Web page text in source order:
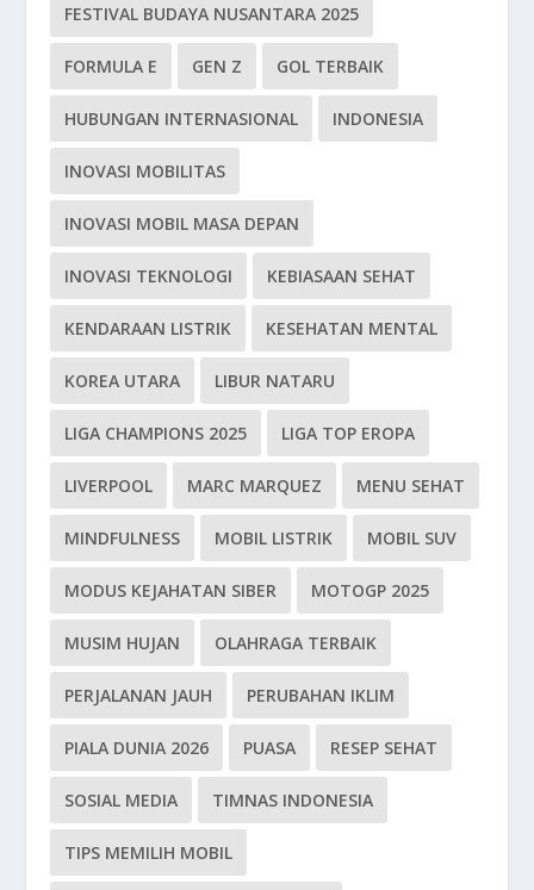
FESTIVAL BUDAYA NUSANTARA 2025
FORMULA E GEN Z GOL TERBAIK
HUBUNGAN INTERNASIONAL INDONESIA
INOVASI MOBILITAS
INOVASI MOBIL MASA DEPAN
INOVASI TEKNOLOGI KEBIASAAN SEHAT
KENDARAAN LISTRIK KESEHATAN MENTAL
KOREA UTARA LIBUR NATARU
LIGA CHAMPIONS 2025 LIGA TOP EROPA
LIVERPOOL MARC MARQUEZ MENU SEHAT
MINDFULNESS MOBIL LISTRIK MOBIL SUV
MODUS KEJAHATAN SIBER MOTOGP 2025
MUSIM HUJAN OLAHRAGA TERBAIK
PERJALANAN JAUH PERUBAHAN IKLIM
PIALA DUNIA 2026 PUASA RESEP SEHAT
SOSIAL MEDIA TIMNAS INDONESIA
TIPS MEMILIH MOBIL